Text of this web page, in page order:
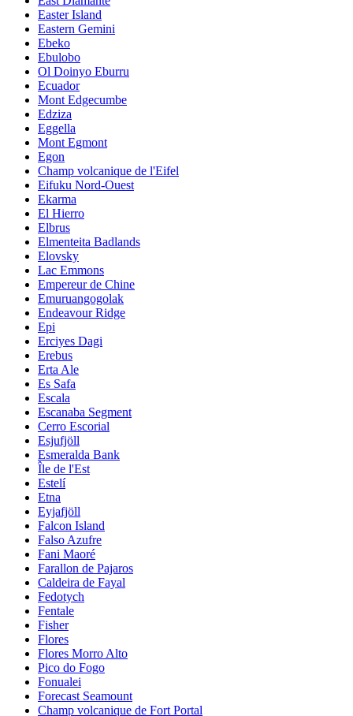
Easter Island
Eastern Gemini
Ebeko
Ebulobo
Ol Doinyo Eburru
Ecuador
Mont Edgecumbe
Edziza
Eggella
Mont Egmont
Egon
Champ volcanique de l'Eifel
Eifuku Nord-Ouest
Ekarma
El Hierro
Elbrus
Elmenteita Badlands
Elovsky
Lac Emmons
Empereur de Chine
Emuruangogolak
Endeavour Ridge
Epi
Erciyes Dagi
Erebus
Erta Ale
Es Safa
Escala
Escanaba Segment
Cerro Escorial
Esjufjöll
Esmeralda Bank
Île de l'Est
Estelí
Etna
Eyjafjöll
Falcon Island
Falso Azufre
Fani Maoré
Farallon de Pajaros
Caldeira de Fayal
Fedotych
Fentale
Fisher
Flores
Flores Morro Alto
Pico do Fogo
Fonualei
Forecast Seamount
Champ volcanique de Fort Portal